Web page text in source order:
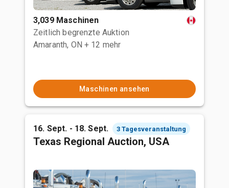
3,039 Maschinen
Zeitlich begrenzte Auktion
Amaranth, ON + 12 mehr
Maschinen ansehen
16. Sept. - 18. Sept. 3 Tagesveranstaltung
Texas Regional Auction, USA